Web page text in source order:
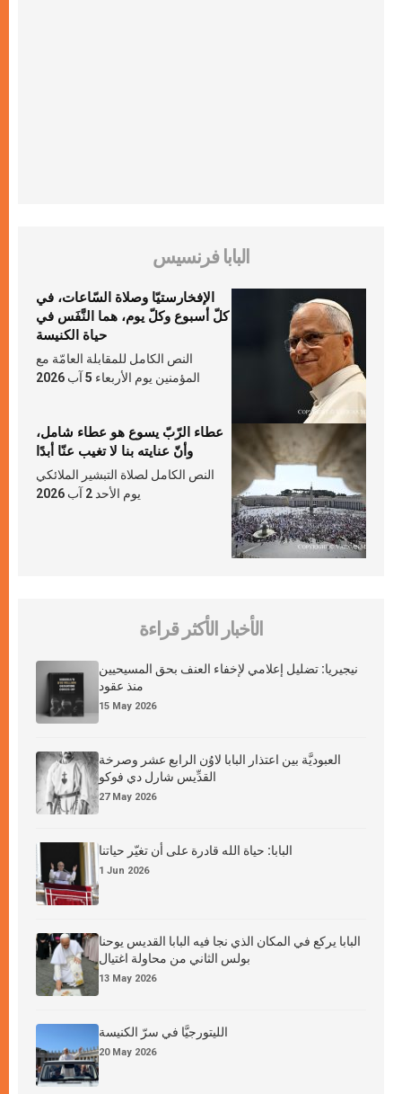
البابا فرنسيس
الإفخارستيّا وصلاة السّاعات، في
كلّ أسبوع وكلّ يوم، هما النَّفَس في
حياة الكنيسة
النص الكامل للمقابلة العامّة مع
المؤمنين يوم الأربعاء 5 آب 2026
عطاء الرّبّ يسوع هو عطاء شامل،
وأنّ عنايته بنا لا تغيب عنّا أبدًا
النص الكامل لصلاة التبشير الملائكي
يوم الأحد 2 آب 2026
الأخبار الأكثر قراءة
نيجيريا: تضليل إعلامي لإخفاء العنف بحق المسيحيين
منذ عقود
15 May 2026
العبوديَّة بين اعتذار البابا لاوُن الرابع عشر وصرخة
القدِّيس شارل دي فوكو
27 May 2026
البابا: حياة الله قادرة على أن تغيّر حياتنا
1 Jun 2026
البابا يركع في المكان الذي نجا فيه البابا القديس يوحنا
بولس الثاني من محاولة اغتيال
13 May 2026
الليتورجيَّا في سرّ الكنيسة
20 May 2026